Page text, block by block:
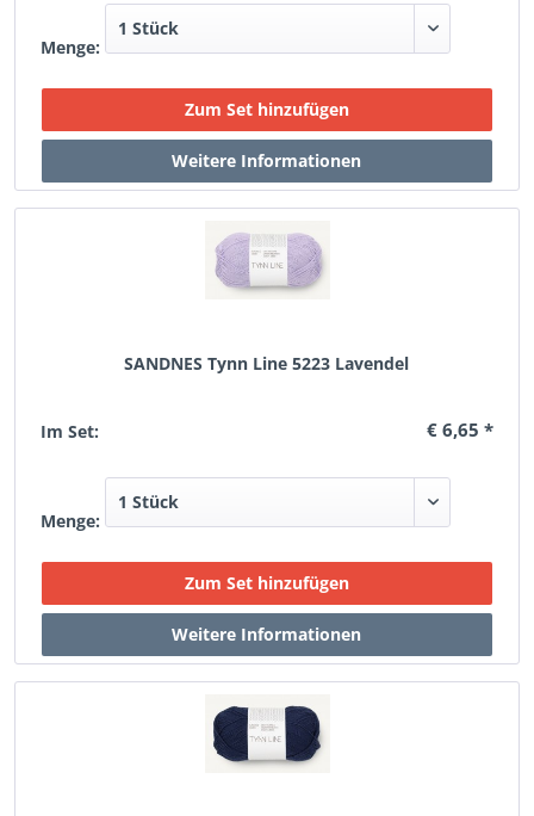
Menge:
SANDNES Tynn Line 5223 Lavendel
Im Set: € 6,65 *
Menge: